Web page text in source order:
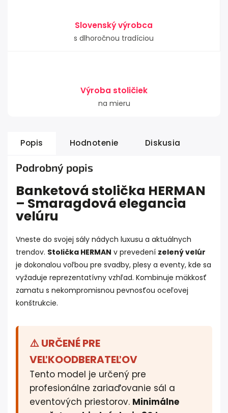
Slovenský výrobca
s dlhoročnou tradíciou
Výroba stoličiek
na mieru
Popis Hodnotenie Diskusia
Podrobný popis
Banketová stolička HERMAN
– Smaragdová elegancia
velúru
Vneste do svojej sály nádych luxusu a aktuálnych
trendov. Stolička HERMAN v prevedení zelený velúr
je dokonalou voľbou pre svadby, plesy a eventy, kde sa
vyžaduje reprezentatívny vzhľad. Kombinuje mäkkosť
zamatu s nekompromisnou pevnosťou oceľovej
konštrukcie.
⚠️ URČENÉ PRE
VEĽKOODBERATEĽOV
Tento model je určený pre
profesionálne zariaďovanie sál a
eventových priestorov. Minimálne